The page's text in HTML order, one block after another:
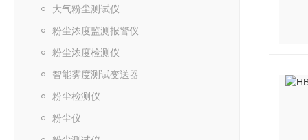
大气粉尘测试仪
粉尘浓度监测报警仪
粉尘浓度检测仪
智能雾度测试变送器
粉尘检测仪
粉尘仪